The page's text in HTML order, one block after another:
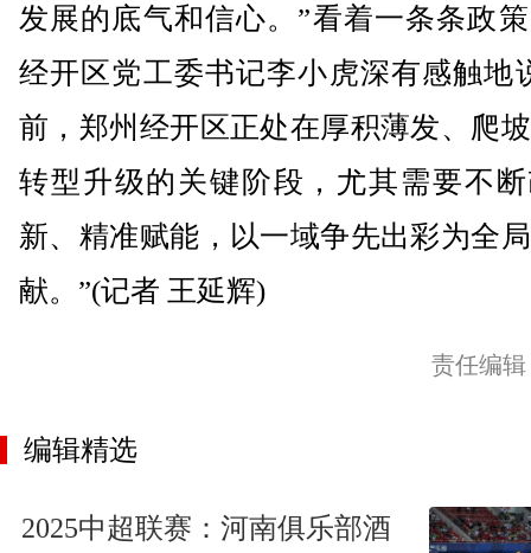
发展的底气和信心。”看着一条条政
经开区党工委书记李小虎深有感触地
前，郑州经开区正处在厚积薄发、爬
转型升级的关键阶段，尤其需要不
新、精准赋能，以一域争先出彩为全
献。”(记者 王延辉)
责任编
编辑精选
2025中超联赛：河南俱乐部酒